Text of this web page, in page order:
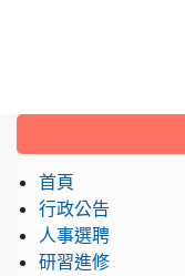
:::
首頁
行政公告
人事選聘
研習進修